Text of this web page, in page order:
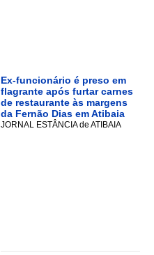
Ex-funcionário é preso em
flagrante após furtar carnes
de restaurante às margens
da Fernão Dias em Atibaia
JORNAL ESTÂNCIA de ATIBAIA